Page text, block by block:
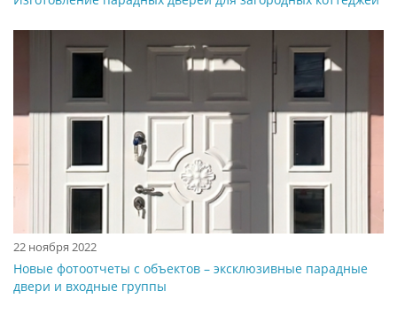
22 ноября 2022
Новые фотоотчеты с объектов – эксклюзивные парадные
двери и входные группы